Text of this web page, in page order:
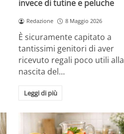
invece di tutine e peluche
Redazione 8 Maggio 2026
È sicuramente capitato a
tantissimi genitori di aver
ricevuto regali poco utili alla
nascita del…
Leggi di più